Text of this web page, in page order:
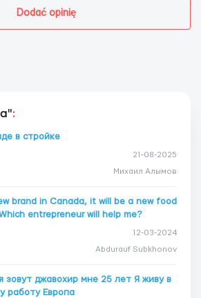
Dodać opinię
:
в стройке
21-08-2025
Михаил Алымов
brand in Canada, it will be a new food
entrepreneur will help me?
12-03-2024
Abdurauf Subkhonov
зовут джавохир мне 25 лет Я живу в
работу Европа